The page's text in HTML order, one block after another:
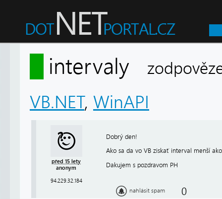
intervaly
VB.NET, WinAPI
před 15 lety
anonym
94.229.32.184
Dobrý den!
Ako sa da vo VB ziskať interval menší
Dakujem s pozdravom PH
nahlásit spam 0